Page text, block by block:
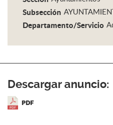
Subsección
Departamento/Servicio
Descargar anuncio:
PDF